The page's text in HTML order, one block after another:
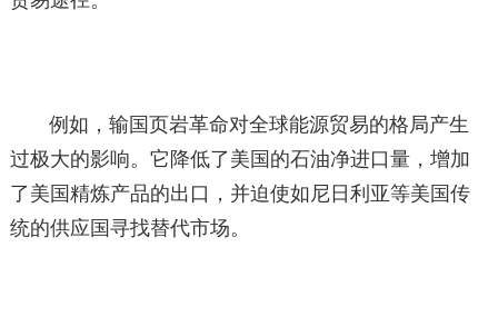
例如，输国页岩革命对全球能源贸易的格局产生
过极大的影响。它降低了美国的石油净进口量，增加
了美国精炼产品的出口，并迫使如尼日利亚等美国传
统的供应国寻找替代市场。